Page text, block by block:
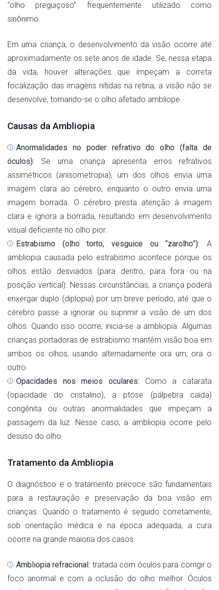
“olho preguiçoso” frequentemente utilizado como
sinônimo.
Em uma criança, o desenvolvimento da visão ocorre até
aproximadamente os sete anos de idade. Se, nessa etapa
da vida, houver alterações que impeçam a correta
focalização das imagens nítidas na retina, a visão não se
desenvolve, tornando-se o olho afetado amblíope.
Causas da Ambliopia
Anormalidades no poder refrativo do olho (falta de
óculos): Se uma criança apresenta erros refrativos
assimétricos (anisometropia), um dos olhos envia uma
imagem clara ao cérebro, enquanto o outro envia uma
imagem borrada. O cérebro presta atenção à imagem
clara e ignora a borrada, resultando em desenvolvimento
visual deficiente no olho pior.
Estrabismo (olho torto, vesguice ou “zarolho”): A
ambliopia causada pelo estrabismo acontece porque os
olhos estão desviados (para dentro, para fora ou na
posição vertical). Nessas circunstâncias, a criança poderá
enxergar duplo (diplopia) por um breve período, até que o
cérebro passe a ignorar ou suprimir a visão de um dos
olhos. Quando isso ocorre, inicia-se a ambliopia. Algumas
crianças portadoras de estrabismo mantêm visão boa em
ambos os olhos, usando alternadamente ora um, ora o
outro.
Opacidades nos meios oculares: Como a catarata
(opacidade do cristalino), a ptose (pálpebra caída)
congênita ou outras anormalidades que impeçam a
passagem da luz. Nesse caso, a ambliopia ocorre pelo
desuso do olho.
Tratamento da Ambliopia
O diagnóstico e o tratamento precoce são fundamentais
para a restauração e preservação da boa visão em
crianças. Quando o tratamento é seguido corretamente,
sob orientação médica e na época adequada, a cura
ocorre na grande maioria dos casos.
Ambliopia refracional: tratada com óculos para corrigir o
foco anormal e com a oclusão do olho melhor. Óculos